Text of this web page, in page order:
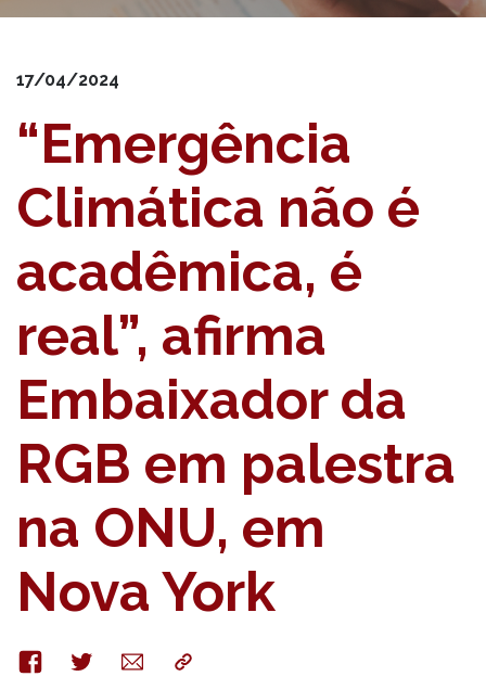
17/04/2024
“Emergência
Climática não é
acadêmica, é
real”, afirma
Embaixador da
RGB em palestra
na ONU, em
Nova York
FacebookTwitterE-
mail
Copy